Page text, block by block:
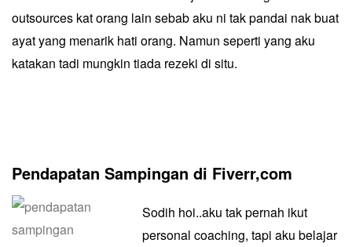
outsources kat orang lain sebab aku ni tak pandai nak buat
ayat yang menarik hati orang. Namun seperti yang aku
katakan tadi mungkin tiada rezeki di situ.
Pendapatan Sampingan di Fiverr,com
Sodih hoi..aku tak pernah ikut
personal coaching, tapi aku belajar